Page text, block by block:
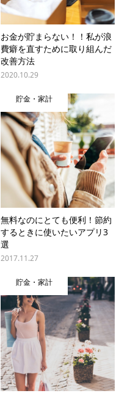
お金が貯まらない！！私が浪
費癖を直すために取り組んだ
改善方法
2020.10.29
貯金・家計
無料なのにとても便利！節約
するときに使いたいアプリ3
選
2017.11.27
貯金・家計